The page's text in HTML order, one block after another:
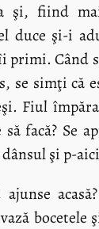
şi, fiind
duce şi-i
primi. Când
se simţi că
Fiul
facă? Se
şi p-
ajunse